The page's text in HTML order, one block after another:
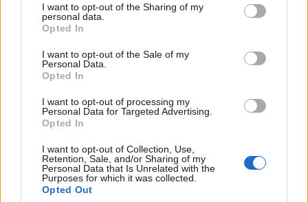
I want to opt-out of the Sharing of my
personal data.
Opted In
I want to opt-out of the Sale of my
Personal Data.
Opted In
I want to opt-out of processing my
Personal Data for Targeted Advertising.
Opted In
I want to opt-out of Collection, Use,
Retention, Sale, and/or Sharing of my
Personal Data that Is Unrelated with the
Purposes for which it was collected.
Opted Out
Συνάντηση συνεργασίας Ε.Β.Ε.Π. με τον υπουργό
Ανάπτυξης ενόψει ΔΕΘ
06/08/2026 - 09:52 ΟΙΚΟΝΟΜΙΑ
Ο Demis Hassabis αναλαμβάνει Πρόεδρος της
06/08/2026 - 09:32 ΠΡΟΣΩΠΑ
και η στήριξη του συμβουλίου σε Ινφαντίνο
06/08/2026 - 09:25 ΑΘΛΗΤΙΣΜΟΣ
Metlen: Ρεκόρ EBITDA στο α' εξάμηνο, στα 550